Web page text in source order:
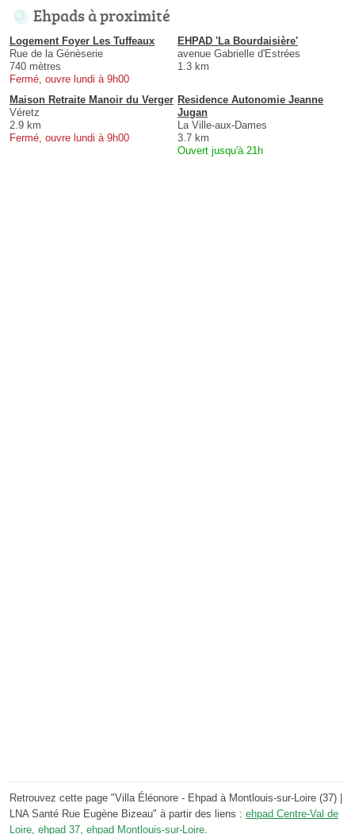
Ehpads à proximité
Logement Foyer Les Tuffeaux
Rue de la Génèserie
740 mètres
Fermé, ouvre lundi à 9h00
EHPAD 'La Bourdaisière'
avenue Gabrielle d'Estrées
1.3 km
Maison Retraite Manoir du Verger
Véretz
2.9 km
Fermé, ouvre lundi à 9h00
Residence Autonomie Jeanne
Jugan
La Ville-aux-Dames
3.7 km
Ouvert jusqu'à 21h
Retrouvez cette page "Villa Éléonore - Ehpad à Montlouis-sur-Loire (37) |
LNA Santé Rue Eugène Bizeau" à partir des liens : ehpad Centre-Val de
Loire ehpad 37 ehpad Montlouis-sur-Loire